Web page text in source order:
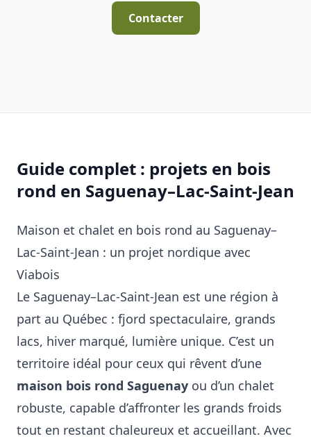
Contacter
Guide complet : projets en bois
rond en Saguenay–Lac-Saint-Jean
Maison et chalet en bois rond au Saguenay–
Lac-Saint-Jean : un projet nordique avec
Viabois
Le Saguenay–Lac-Saint-Jean est une région à
part au Québec : fjord spectaculaire, grands
lacs, hiver marqué, lumière unique. C’est un
territoire idéal pour ceux qui rêvent d’une
maison bois rond Saguenay ou d’un chalet
robuste, capable d’affronter les grands froids
tout en restant chaleureux et accueillant. Avec